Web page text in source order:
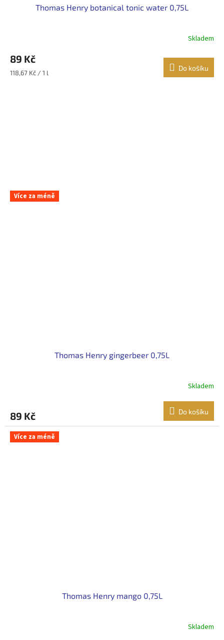
Thomas Henry botanical tonic water 0,75L
Skladem
89 Kč
Měrná
118,67 Kč / 1 l
Do košíku
Více za méně
Thomas Henry gingerbeer 0,75L
Skladem
89 Kč Do košíku
Více za méně
Thomas Henry mango 0,75L
Skladem